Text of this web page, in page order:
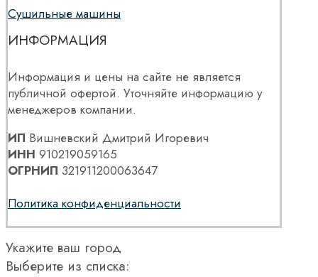
Сушильные машины
ИНФОРМАЦИЯ
Информация и цены на сайте не является
публичной офертой. Уточняйте информацию у
менеджеров компании.
ИП Вишневский Дмитрий Игоревич
ИНН 910219059165
ОГРНИП 321911200063647
Политика конфиденциальности
Укажите ваш город
Выберите из списка: